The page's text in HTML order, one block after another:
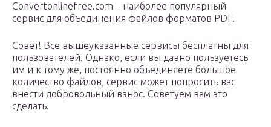
Convertonlinefree.com – наиболее популярный
сервис для объединения файлов форматов PDF.
Совет! Все вышеуказанные сервисы бесплатны для
пользователей. Однако, если вы давно пользуетесь
им и к тому же, постоянно объединяете большое
количество файлов, сервис может попросить вас
внести добровольный взнос. Советуем вам это
сделать.